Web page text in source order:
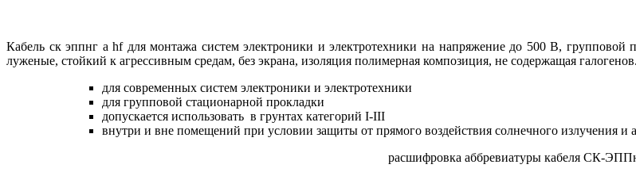
Кабель ск эппнг а hf для монтажа систем электроники и электротехники на напряжение до 500 В,
луженые, стойкий к агрессивным средам, без экрана, изоляция полимерная композиция, не содержащая
для современных систем электроники и электротехники
для групповой стационарной прокладки
допускается использовать в грунтах категорий I-III
внутри и вне помещений при условии защиты от прямого воздействия солнечного излучения и
расшифровка аббревиатуры кабеля СК-